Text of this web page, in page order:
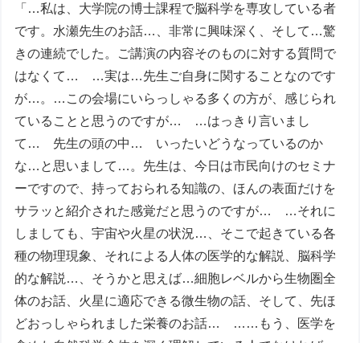
「…私は、大学院の博士課程で脳科学を専攻している者
です。水瀬先生のお話…、非常に興味深く、そして…驚
きの連続でした。ご講演の内容そのものに対する質問で
はなくて… …実は…先生ご自身に関することなのです
が…。…この会場にいらっしゃる多くの方が、感じられ
ていることと思うのですが… …はっきり言いまし
て… 先生の頭の中… いったいどうなっているのか
な…と思いまして…。先生は、今日は市民向けのセミナ
ーですので、持っておられる知識の、ほんの表面だけを
サラッと紹介された感覚だと思うのですが… …それに
しましても、宇宙や火星の状況…、そこで起きている各
種の物理現象、それによる人体の医学的な解説、脳科学
的な解説…、そうかと思えば…細胞レベルから生物圏全
体のお話、火星に適応できる微生物の話、そして、先ほ
どおっしゃられました栄養のお話… ……もう、医学を